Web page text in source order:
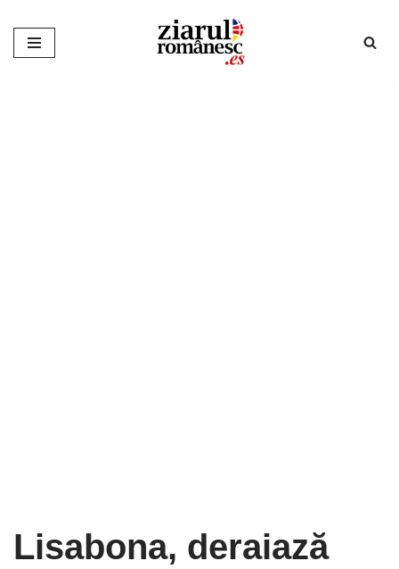
Sari
Lisabona, deraiază